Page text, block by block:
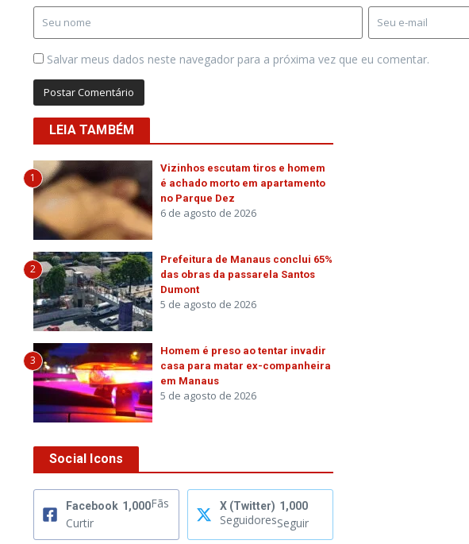
Salvar meus dados neste navegador para a próxima vez que eu comentar.
LEIA TAMBÉM
1
Vizinhos escutam tiros e homem
é achado morto em apartamento
no Parque Dez
6 de agosto de 2026
2
Prefeitura de Manaus conclui 65%
das obras da passarela Santos
Dumont
5 de agosto de 2026
3
Homem é preso ao tentar invadir
casa para matar ex-companheira
em Manaus
5 de agosto de 2026
Social Icons
Facebook 1,000Fãs
Curtir
X (Twitter) 1,000
SeguidoresSeguir